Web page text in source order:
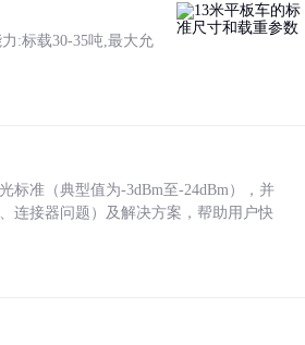
:标载30-35吨,最大允
标准（典型值为-3dBm至-24dBm），并
连接器问题）及解决方案，帮助用户快